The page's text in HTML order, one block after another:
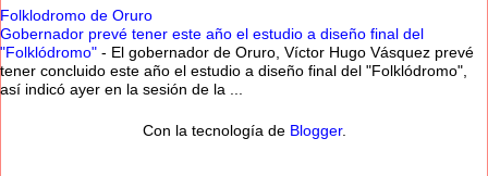
Folklodromo de Oruro
Gobernador prevé tener este año el estudio a diseño final del
"Folklódromo" - El gobernador de Oruro, Víctor Hugo Vásquez prevé
tener concluido este año el estudio a diseño final del "Folklódromo",
así indicó ayer en la sesión de la ...
Con la tecnología de Blogger.